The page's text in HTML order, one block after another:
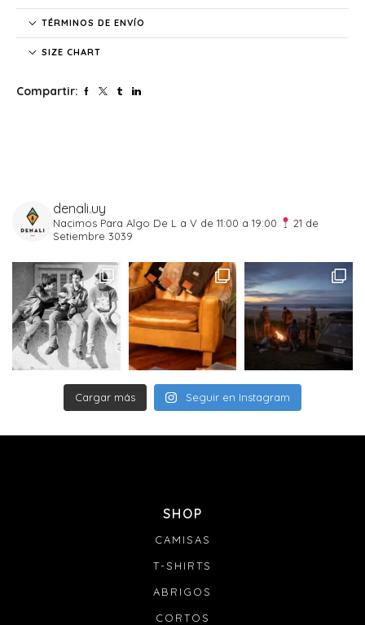
TÉRMINOS DE ENVÍO
SIZE CHART
Compartir:
denali.uy
Nacimos Para Algo De L a V de 11:00 a 19:00
21 de
Setiembre 3039
Cargar más Seguir en Instagram
SHOP
CAMISAS
T-SHIRTS
ABRIGOS
CORTOS